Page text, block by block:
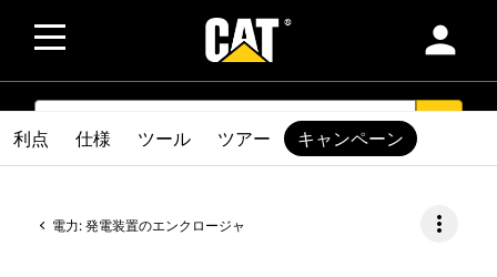
person
SEARCH
電力: 発電装置のエンクロージャ more_vert
利点 仕様 ツール ツアー キャンペーン